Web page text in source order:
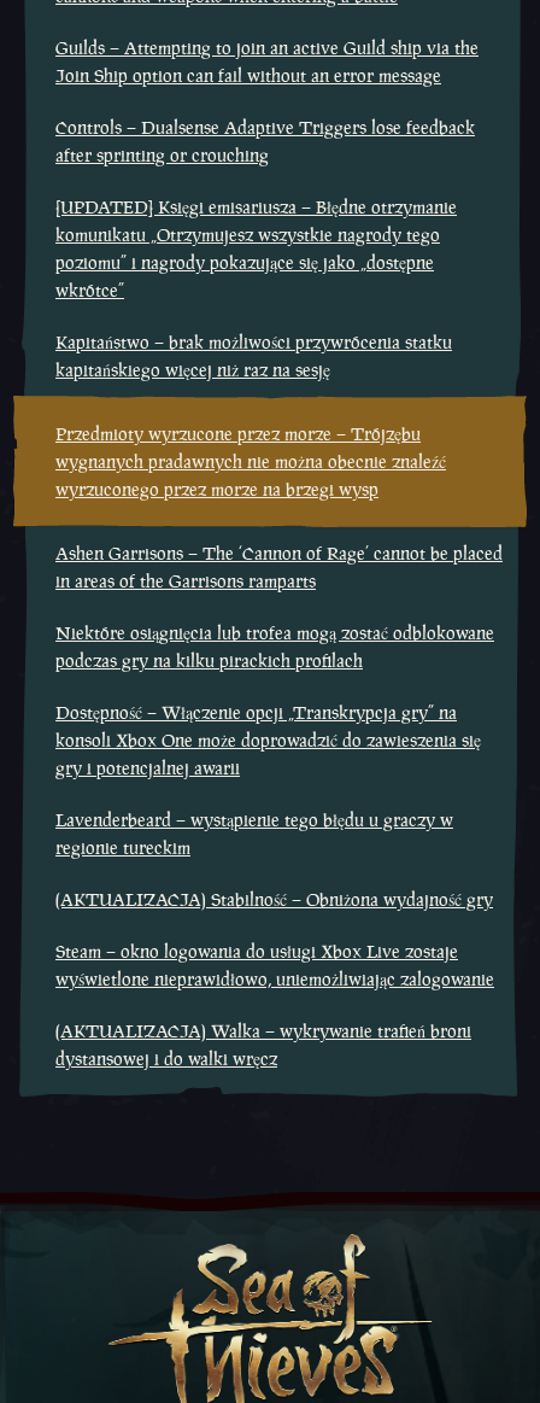
Guilds – Attempting to join an active Guild ship via the
Join Ship option can fail without an error message
Controls – Dualsense Adaptive Triggers lose feedback
after sprinting or crouching
[UPDATED] Księgi emisariusza – Błędne otrzymanie
komunikatu „Otrzymujesz wszystkie nagrody tego
poziomu” i nagrody pokazujące się jako „dostępne
wkrótce”
Kapitaństwo – brak możliwości przywrócenia statku
kapitańskiego więcej niż raz na sesję
Przedmioty wyrzucone przez morze – Trójzębu
wygnanych pradawnych nie można obecnie znaleźć
wyrzuconego przez morze na brzegi wysp
Ashen Garrisons – The ‘Cannon of Rage’ cannot be placed
in areas of the Garrisons ramparts
Niektóre osiągnięcia lub trofea mogą zostać odblokowane
podczas gry na kilku pirackich profilach
Dostępność – Włączenie opcji „Transkrypcja gry” na
konsoli Xbox One może doprowadzić do zawieszenia się
gry i potencjalnej awarii
Lavenderbeard – wystąpienie tego błędu u graczy w
regionie tureckim
(AKTUALIZACJA) Stabilność – Obniżona wydajność gry
Steam – okno logowania do usługi Xbox Live zostaje
wyświetlone nieprawidłowo, uniemożliwiając zalogowanie
(AKTUALIZACJA) Walka – wykrywanie trafień broni
dystansowej i do walki wręcz